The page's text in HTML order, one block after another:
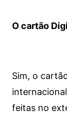
O cartão
Sim, o
feitas no